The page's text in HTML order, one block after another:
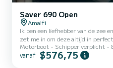
Saver 690 Open
Amalfi
Ik ben een liefhebber van de zee
zet me in om deze altijd in
en klaar voor een aangename en
help u graag met alle benodigde
Motorboot Schipper verplicht
vanaf $576,75